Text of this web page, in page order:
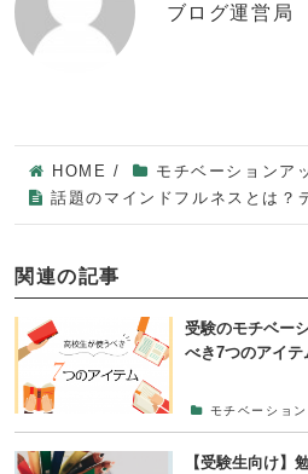
ブログ運営局
HOME / モチベーションア
話題のマインドフルネスとは？
関連の記事
受験のモチベー
べき7つのアイテ
モチベーショ
【受験生向け】